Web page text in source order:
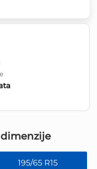
195/65 R15